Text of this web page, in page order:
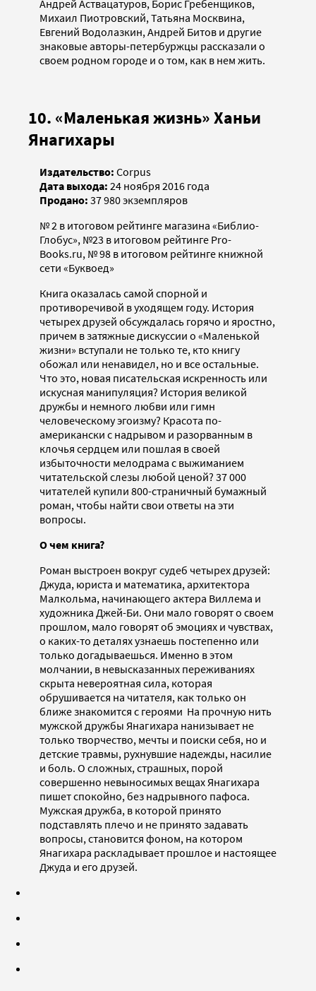
Андрей Аствацатуров, Борис Гребенщиков,
Михаил Пиотровский, Татьяна Москвина,
Евгений Водолазкин, Андрей Битов и другие
знаковые авторы-петербуржцы рассказали о
своем родном городе и о том, как в нем жить.
10. «Маленькая жизнь» Ханьи
Янагихары
Издательство: Corpus
Дата выхода: 24 ноября 2016 года
Продано: 37 980 экземпляров
№ 2 в итоговом рейтинге магазина «Библио-
Глобус», №23 в итоговом рейтинге Pro-
Books.ru, № 98 в итоговом рейтинге книжной
сети «Буквоед»
Книга оказалась самой спорной и
противоречивой в уходящем году. История
четырех друзей обсуждалась горячо и яростно,
причем в затяжные дискуссии о «Маленькой
жизни» вступали не только те, кто книгу
обожал или ненавидел, но и все остальные.
Что это, новая писательская искренность или
искусная манипуляция? История великой
дружбы и немного любви или гимн
человеческому эгоизму? Красота по-
американски с надрывом и разорванным в
клочья сердцем или пошлая в своей
избыточности мелодрама с выжиманием
читательской слезы любой ценой? 37 000
читателей купили 800-страничный бумажный
роман, чтобы найти свои ответы на эти
вопросы.
О чем книга?
Роман выстроен вокруг судеб четырех друзей:
Джуда, юриста и математика, архитектора
Малкольма, начинающего актера Виллема и
художника Джей-Би. Они мало говорят о своем
прошлом, мало говорят об эмоциях и чувствах,
о каких-то деталях узнаешь постепенно или
только догадываешься. Именно в этом
молчании, в невысказанных переживаниях
скрыта невероятная сила, которая
обрушивается на читателя, как только он
ближе знакомится с героями На прочную нить
мужской дружбы Янагихара нанизывает не
только творчество, мечты и поиски себя, но и
детские травмы, рухнувшие надежды, насилие
и боль. О сложных, страшных, порой
совершенно невыносимых вещах Янагихара
пишет спокойно, без надрывного пафоса.
Мужская дружба, в которой принято
подставлять плечо и не принято задавать
вопросы, становится фоном, на котором
Янагихара раскладывает прошлое и настоящее
Джуда и его друзей.